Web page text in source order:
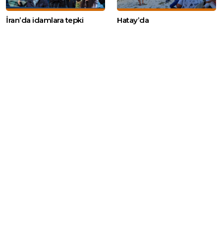
İran’da idamlara tepki
Hatay’da